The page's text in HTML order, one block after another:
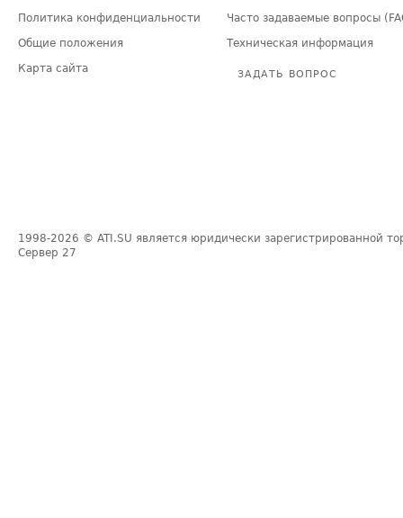
Политика конфиденциальности
Общие положения
Карта сайта
Часто задаваемые вопросы
Техническая информация
ЗАДАТЬ ВОПРОС
1998-2026 © ATI.SU является юридически зарегистрированной
Сервер 27